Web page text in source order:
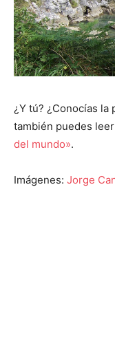
¿Y tú? ¿Conocías la
también puedes leer
del mundo».
Imágenes: Jorge